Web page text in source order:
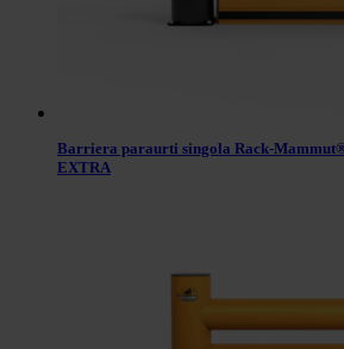
Barriera paraurti singola Rack-
EXTRA